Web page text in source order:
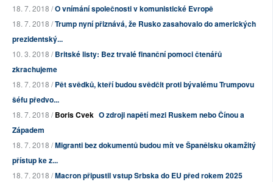
18. 7. 2018 /O vnímání společnosti v komunistické Evropě
18. 7. 2018 /Trump nyní přiznává, že Rusko zasahovalo do amerických
prezidentský...
10. 3. 2018 /Britské listy: Bez trvalé finanční pomoci čtenářů
zkrachujeme
18. 7. 2018 /Pět svědků, kteří budou svědčit proti bývalému Trumpovu
šéfu předvo...
18. 7. 2018 /Boris Cvek O zdroji napětí mezi Ruskem nebo Čínou a
Západem
18. 7. 2018 /Migranti bez dokumentů budou mít ve Španělsku okamžitý
přístup ke z...
18. 7. 2018 /Macron připustil vstup Srbska do EU před rokem 2025